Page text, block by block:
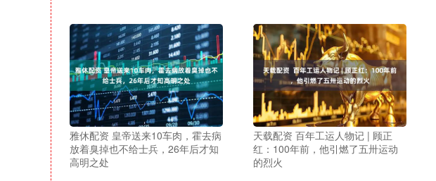
雅休配资 皇帝送来10车肉，霍去病
放着臭掉也不给士兵，26年后才知
高明之处
天载配资 百年工运人物记 | 顾正
红：100年前，他引燃了五卅运动
的烈火